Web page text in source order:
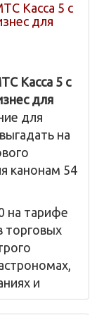
Касса 5 с
для
Касса 5 с
для
для
на
канонам 54
на тарифе
торговых
и